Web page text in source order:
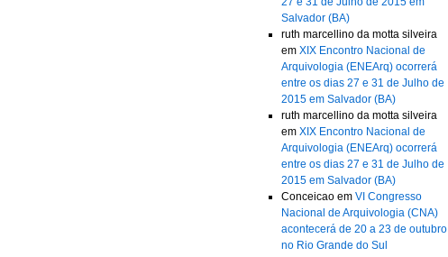
Salvador (BA)
ruth marcellino da motta silveira
em XIX Encontro Nacional de
Arquivologia (ENEArq) ocorrerá
entre os dias 27 e 31 de Julho de
2015 em Salvador (BA)
ruth marcellino da motta silveira
em XIX Encontro Nacional de
Arquivologia (ENEArq) ocorrerá
entre os dias 27 e 31 de Julho de
2015 em Salvador (BA)
Conceicaoem VI Congresso
Nacional de Arquivologia (CNA)
acontecerá de 20 a 23 de outubro
no Rio Grande do Sul